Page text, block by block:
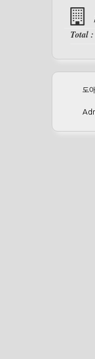
Total
도아